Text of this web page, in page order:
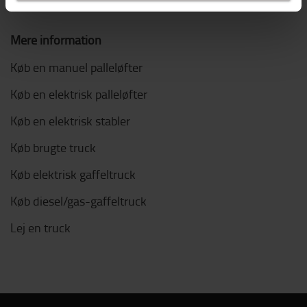
Mere information
Køb en manuel palleløfter
Køb en elektrisk palleløfter
Køb en elektrisk stabler
Køb brugte truck
Køb elektrisk gaffeltruck
Køb diesel/gas-gaffeltruck
Lej en truck